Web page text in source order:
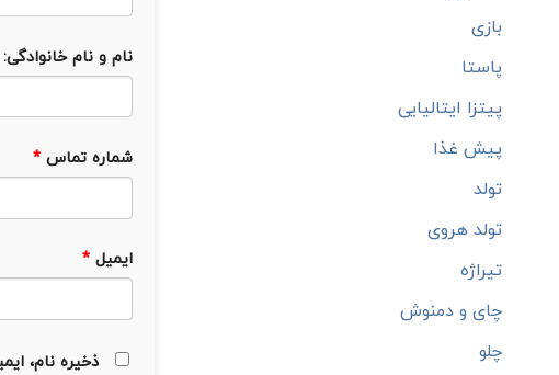
بازی
پاستا
پیتزا ایتالیایی
پیش غذا
تولد
تولد هروی
تیراژه
چای و دمنوش
چلو
نام و نام خانوادگی:
شماره تماس *
ایمیل *
ذخیره نام،